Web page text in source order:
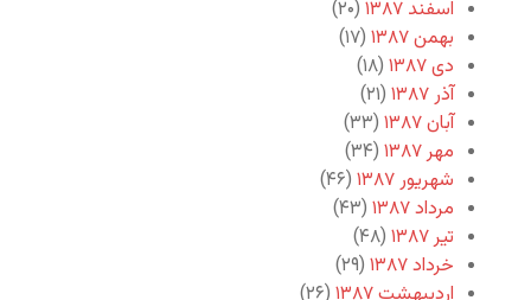
اسفند ۱۳۸۷
(۲۰)
بهمن ۱۳۸۷
(۱۷)
دی ۱۳۸۷
(۱۸)
آذر ۱۳۸۷
(۲۱)
آبان ۱۳۸۷
(۳۳)
مهر ۱۳۸۷
(۳۴)
شهریور ۱۳۸۷
(۴۶)
مرداد ۱۳۸۷
(۴۳)
تیر ۱۳۸۷
(۴۸)
خرداد ۱۳۸۷
(۲۹)